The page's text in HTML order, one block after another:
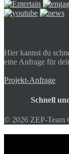
Hier kannst du
eine Anfrage für
Projekt-Anfrage
Schnell
© 2026 ZEP-Team